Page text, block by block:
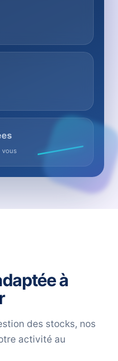
vous
à
des stocks, nos
activité au